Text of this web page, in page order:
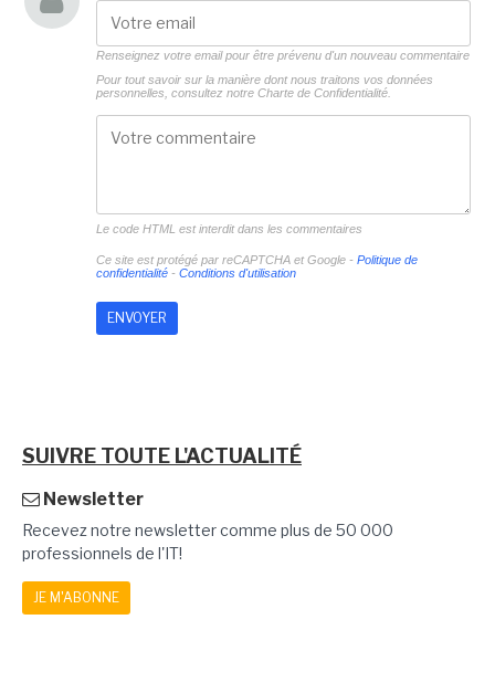
Renseignez votre email pour être prévenu d'un nouveau commentaire
Pour tout savoir sur la manière dont nous traitons vos données
personnelles, consultez notre Charte de Confidentialité.
Le code HTML est interdit dans les commentaires
Ce site est protégé par reCAPTCHA et Google - Politique de
confidentialité- Conditions d'utilisation
SUIVRE TOUTE L'ACTUALITÉ
Newsletter
Recevez notre newsletter comme plus de 50 000
professionnels de l'IT!
JE M'ABONNE